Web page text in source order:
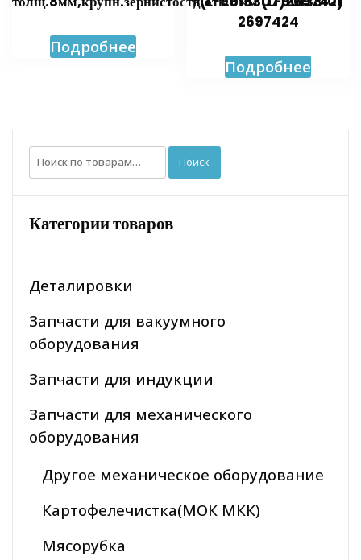
Подробнее
2697424
Подробнее
Искать: Поиск
Категории товаров
Деталировки
Запчасти для вакуумного
оборудования
Запчасти для индукции
Запчасти для механического
оборудования
Другое механическое оборудование
Картофелечистка(МОК МКК)
Мясорубка